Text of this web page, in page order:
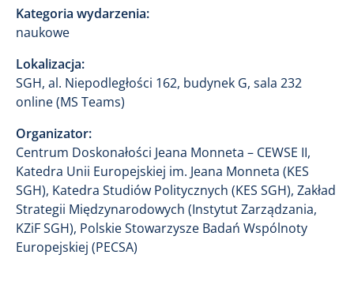
Kategoria wydarzenia:
naukowe
Lokalizacja:
SGH, al. Niepodległości 162, budynek G, sala 232
online (MS Teams)
Organizator:
Centrum Doskonałości Jeana Monneta – CEWSE II,
Katedra Unii Europejskiej im. Jeana Monneta (KES
SGH), Katedra Studiów Politycznych (KES SGH), Zakład
Strategii Międzynarodowych (Instytut Zarządzania,
KZiF SGH), Polskie Stowarzysze Badań Wspólnoty
Europejskiej (PECSA)